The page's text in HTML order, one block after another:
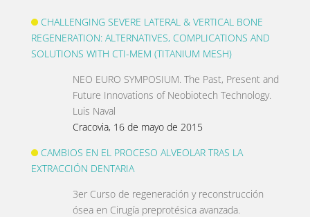
CHALLENGING SEVERE LATERAL & VERTICAL BONE
REGENERATION: ALTERNATIVES, COMPLICATIONS AND
SOLUTIONS WITH CTI-MEM (TITANIUM MESH)
NEO EURO SYMPOSIUM. The Past, Present and
Future Innovations of Neobiotech Technology.
Luis Naval
Cracovia, 16 de mayo de 2015
CAMBIOS EN EL PROCESO ALVEOLAR TRAS LA
EXTRACCIÓN DENTARIA
3er Curso de regeneración y reconstrucción
ósea en Cirugía preprotésica avanzada.